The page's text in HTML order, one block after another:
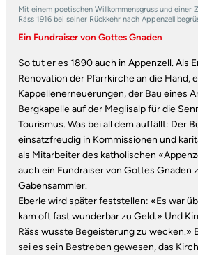
Mit einem poetischen Willkommensgruss und einer
Räss 1916 bei seiner Rückkehr nach Appenzell
Ein Fundraiser von Gottes Gnaden
So tut er es 1890 auch in Appenzell. Als
Renovation der Pfarrkirche an die Hand,
Kappellenerneuerungen, der Bau eines
Bergkapelle auf der Meglisalp für die
Tourismus. Was bei all dem auffällt: Der
einsatzfreudig in Kommissionen und
als Mitarbeiter des katholischen
auch ein Fundraiser von Gottes Gnaden
Gabensammler.
Eberle wird später feststellen: «Es war
kam oft fast wunderbar zu Geld.» Und
Räss wusste Begeisterung zu wecken.»
sei es sein Bestreben gewesen, das